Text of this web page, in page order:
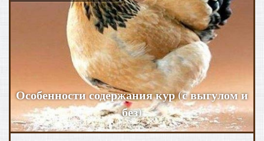
Особенности содержания кур (с выгулом и
без)